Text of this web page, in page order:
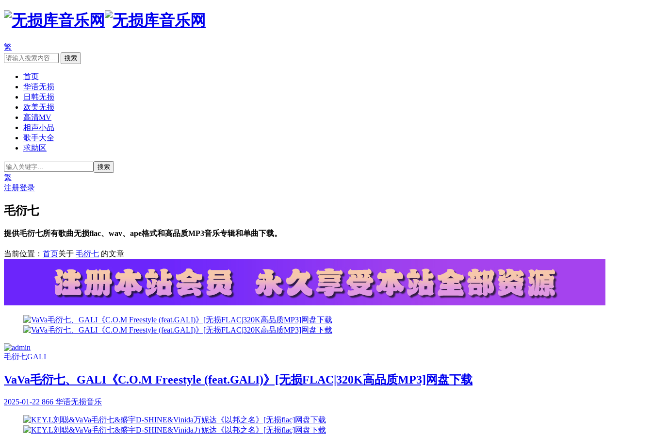
繁
首页
华语无损
日韩无损
欧美无损
高清MV
相声小品
歌手大全
求助区
繁
注册登录
毛衍七
提供毛衍七所有歌曲无损flac、wav、ape格式和高品质MP3音乐专辑和单曲下载。
当前位置： 首页关于 毛衍七 的文章
毛衍七GALI
VaVa毛衍七、GALI《C.O.M Freestyle (feat.GALI)》[无损FLAC|320K高品质MP3]网盘下载
2025-01-22 866 华语无损音乐